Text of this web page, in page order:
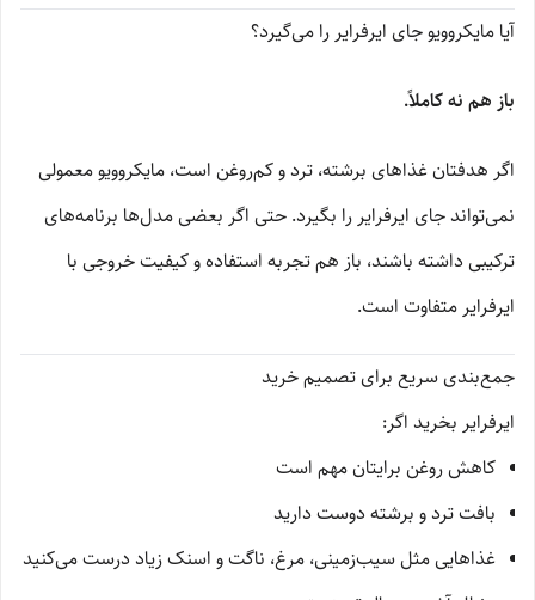
آیا مایکروویو جای ایرفرایر را می‌گیرد؟
باز هم نه کاملاً.
اگر هدفتان غذاهای برشته، ترد و کم‌روغن است، مایکروویو معمولی
نمی‌تواند جای ایرفرایر را بگیرد. حتی اگر بعضی مدل‌ها برنامه‌های
ترکیبی داشته باشند، باز هم تجربه استفاده و کیفیت خروجی با
ایرفرایر متفاوت است.
جمع‌بندی سریع برای تصمیم خرید
ایرفرایر بخرید اگر:
کاهش روغن برایتان مهم است
بافت ترد و برشته دوست دارید
غذاهایی مثل سیب‌زمینی، مرغ، ناگت و اسنک زیاد درست می‌کنید